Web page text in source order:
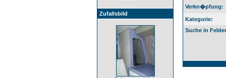
Zufallsbild
Verkn�pfung:
Kategorie:
Suche in